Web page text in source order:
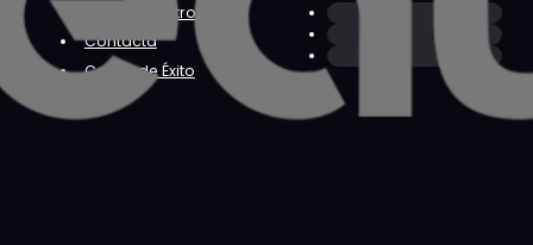
Sobre Nosotros
Contacta
Casos de Éxito